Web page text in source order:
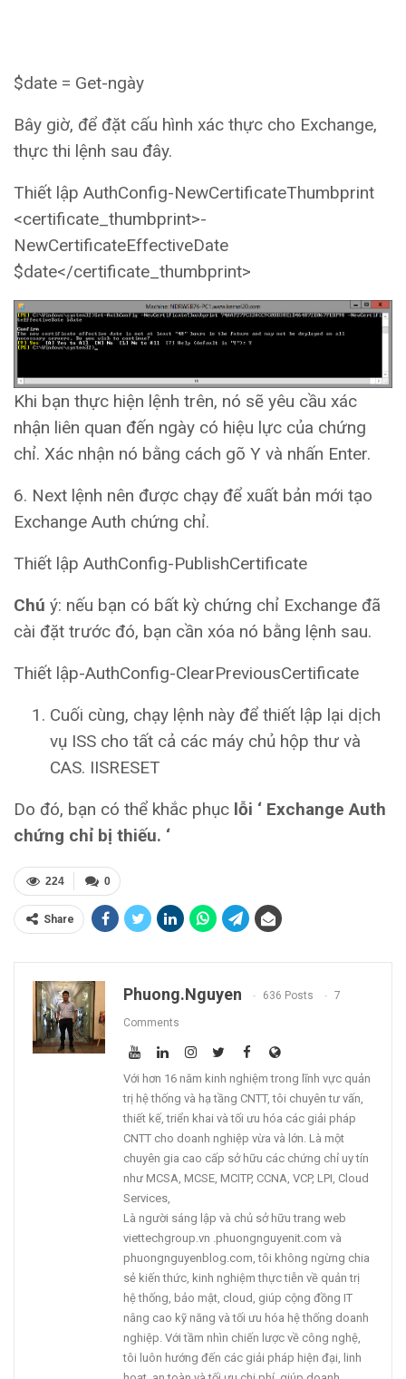
$date = Get-ngày
Bây giờ, để đặt cấu hình xác thực cho Exchange,
thực thi lệnh sau đây.
Thiết lập AuthConfig-NewCertificateThumbprint
<certificate_thumbprint>-
NewCertificateEffectiveDate
$date</certificate_thumbprint>
Khi bạn thực hiện lệnh trên, nó sẽ yêu cầu xác
nhận liên quan đến ngày có hiệu lực của chứng
chỉ. Xác nhận nó bằng cách gõ Y và nhấn Enter.
6. Next lệnh nên được chạy để xuất bản mới tạo
Exchange Auth chứng chỉ.
Thiết lập AuthConfig-PublishCertificate
Chú ý: nếu bạn có bất kỳ chứng chỉ Exchange đã
cài đặt trước đó, bạn cần xóa nó bằng lệnh sau.
Thiết lập-AuthConfig-ClearPreviousCertificate
Cuối cùng, chạy lệnh này để thiết lập lại dịch
vụ ISS cho tất cả các máy chủ hộp thư và
CAS. IISRESET
Do đó, bạn có thể khắc phục lỗi ‘ Exchange Auth
chứng chỉ bị thiếu. ‘
0
224
Share
Phuong.nguyen 636 Posts 7
Comments
Với hơn 16 năm kinh nghiệm trong lĩnh vực quản
trị hệ thống và hạ tầng CNTT, tôi chuyên tư vấn,
thiết kế, triển khai và tối ưu hóa các giải pháp
CNTT cho doanh nghiệp vừa và lớn. Là một
chuyên gia cao cấp sở hữu các chứng chỉ uy tín
như MCSA, MCSE, MCITP, CCNA, VCP, LPI, Cloud
Services,
Là người sáng lập và chủ sở hữu trang web
viettechgroup.vn .phuongnguyenit.com và
phuongnguyenblog.com, tôi không ngừng chia
sẻ kiến thức, kinh nghiệm thực tiễn về quản trị
hệ thống, bảo mật, cloud, giúp cộng đồng IT
nâng cao kỹ năng và tối ưu hóa hệ thống doanh
nghiệp. Với tầm nhìn chiến lược về công nghệ,
tôi luôn hướng đến các giải pháp hiện đại, linh